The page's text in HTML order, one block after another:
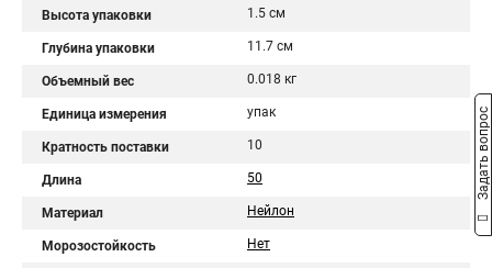
Высота упаковки 1.5 см
Глубина упаковки 11.7 см
Объемный вес 0.018 кг
Единица измерения упак
Кратность поставки 10
Длина 50
Материал Нейлон
Морозостойкость Нет
Задать вопрос